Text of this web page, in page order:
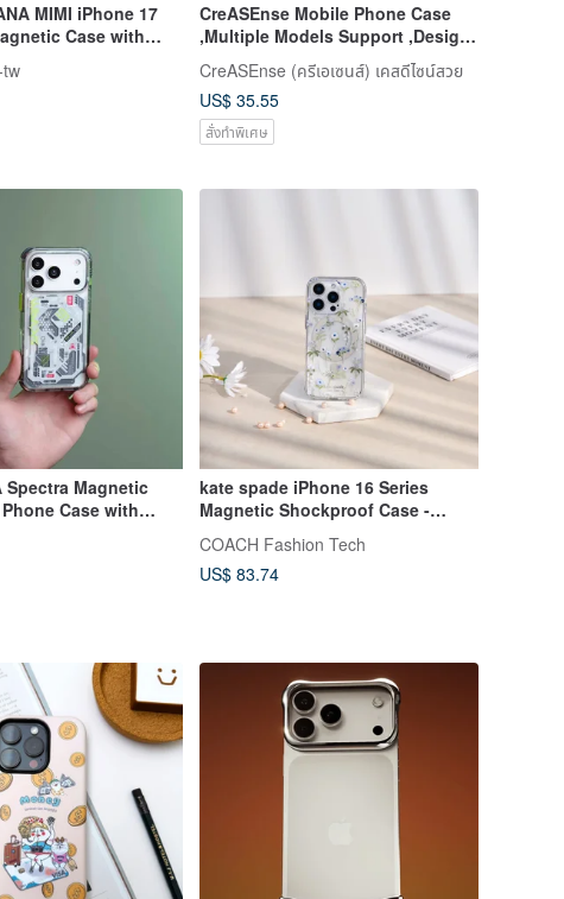
MIMI iPhone 17
Case with
Proof Phone Case
CreASEnse Mobile Phone Case
,Multiple Models Support ,Design
and Made in TAIWAN
CreASEnse (ครีเอเซนส์) เคสดีไซน์สวย
US$ 35.55
สั่งทำพิเศษ
Spectra Magnetic
Case with
kate spade iPhone 16 Series
Magnetic Shockproof Case -
COACH Fashion Tech
US$ 83.74